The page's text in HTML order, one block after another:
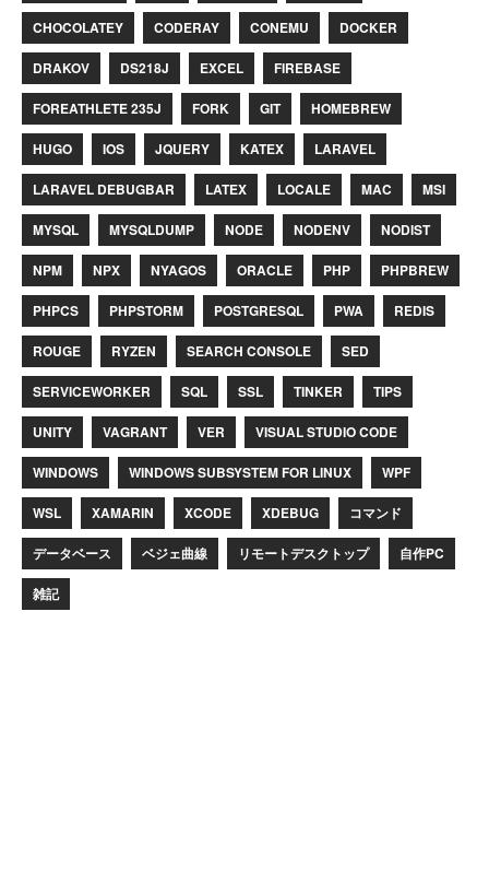
CHOCOLATEY CODERAY CONEMU DOCKER
DRAKOV DS218J EXCEL FIREBASE
FOREATHLETE 235J FORK GIT HOMEBREW
HUGO IOS JQUERY KATEX LARAVEL
LARAVEL DEBUGBAR LATEX LOCALE MAC MSI
MYSQL MYSQLDUMP NODE NODENV NODIST
NPM NPX NYAGOS ORACLE PHP PHPBREW
PHPCS PHPSTORM POSTGRESQL PWA REDIS
ROUGE RYZEN SEARCH CONSOLE SED
SERVICEWORKER SQL SSL TINKER TIPS
UNITY VAGRANT VER VISUAL STUDIO CODE
WINDOWS WINDOWS SUBSYSTEM FOR LINUX WPF
WSL XAMARIN XCODE XDEBUG コマンド
データベース ベジェ曲線 リモートデスクトップ 自作PC
雑記